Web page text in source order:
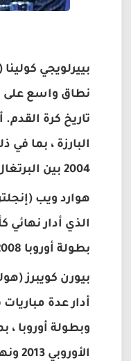
بييرلويجي
نطاق واسع على
تاريخ كرة القدم.
البارزة ، بما في
2004 بين البرتغال واليونان.
هوارد ويب
بطولة أوروبا 2008 بين ألمانيا
بيورن كويبرز
أدار عدة
وبطولة أوروبا ،
الأوروبي 2013 ونهائي كأس العالم 2014.